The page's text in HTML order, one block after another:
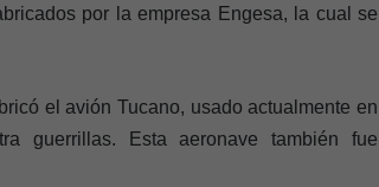
por la empresa Engesa, la cual se
el avión Tucano, usado actualmente en
guerrillas. Esta aeronave también fue